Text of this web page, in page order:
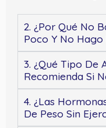
2. ¿Por Qué No
Poco Y No Hago
3. ¿Qué Tipo De
Recomienda Si
4. ¿Las
De Peso Sin